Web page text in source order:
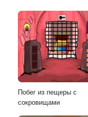
Побег из пещеры с
сокровищами